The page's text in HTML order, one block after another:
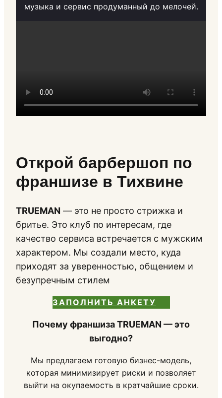
музыка и сервис продуманный до мелочей.
Открой барбершоп по
франшизе в Тихвине
TRUEMAN — это не просто стрижка и
бритье. Это клуб по интересам, где
качество сервиса встречается с мужским
характером. Мы создали место, куда
приходят за уверенностью, общением и
безупречным стилем
ЗАПОЛНИТЬ АНКЕТУ
Почему франшиза TRUEMAN — это
выгодно?
Мы предлагаем готовую бизнес-модель,
которая минимизирует риски и позволяет
выйти на окупаемость в кратчайшие сроки.